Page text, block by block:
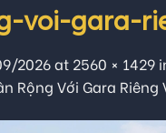
voi-gara-
2026at 2560 × 1429
Rộng Với Gara Riêng